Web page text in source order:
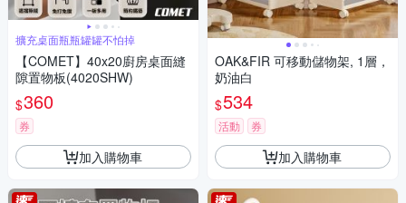
擴充桌面瓶瓶罐罐不怕掉
【COMET】40x20廚房桌面縫
隙置物板(4020SHW)
$360
券
加入購物車
OAK&FIR 可移動儲物架, 1層，
奶油白
$534
活動 券
加入購物車